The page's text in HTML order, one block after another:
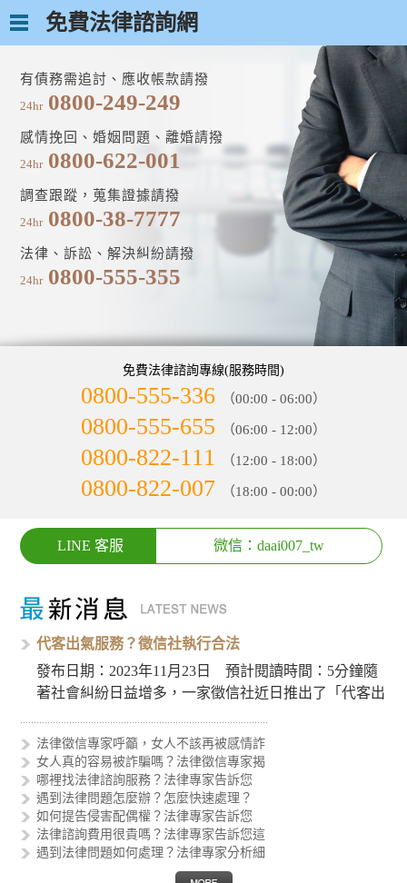
免費法律諮詢網
有債務需追討、應收帳款請撥
24hr 0800-249-249
感情挽回、婚姻問題、離婚請撥
24hr 0800-622-001
調查跟蹤，蒐集證據請撥
24hr 0800-38-7777
法律、訴訟、解決糾紛請撥
24hr 0800-555-355
免費法律諮詢專線(服務時間)
0800-555-336 （00:00 - 06:00）
0800-555-655 （06:00 - 12:00）
0800-822-111 （12:00 - 18:00）
0800-822-007 （18:00 - 00:00）
LINE 客服 微信：daai007_tw
代客出氣服務？徵信社執行合法
發布日期：2023年11月23日 預計閱讀時間：5分鐘隨
著社會糾紛日益增多，一家徵信社近日推出了「代客出
法律徵信專家呼籲，女人不該再被感情詐
女人真的容易被詐騙嗎？法律徵信專家揭
哪裡找法律諮詢服務？法律專家告訴您
遇到法律問題怎麼辦？怎麼快速處理？
如何提告侵害配偶權？法律專家告訴您
法律諮詢費用很貴嗎？法律專家告訴您這
遇到法律問題如何處理？法律專家分析細
律師助您解決疑難雜症，品質保證的法律